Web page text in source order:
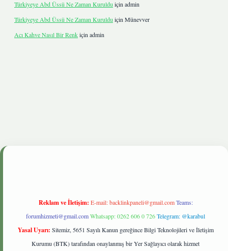
Türkiyeye Abd Üssü Ne Zaman Kuruldu için admin
Türkiyeye Abd Üssü Ne Zaman Kuruldu için Münevver
Acı Kahve Nasıl Bir Renkiçin admin
Reklam ve İletişim: E-mail:backlinkpaneli@gmail.com Teams:
forumhizmeti@gmail.comWhatsapp: 0262 606 0 726Telegram: @karabul
Yasal Uyarı: Sitemiz, 5651 Sayılı Kanun gereğince Bilgi Teknolojileri ve İletişim
Kurumu (BTK) tarafından onaylanmış bir Yer Sağlayıcı olarak hizmet